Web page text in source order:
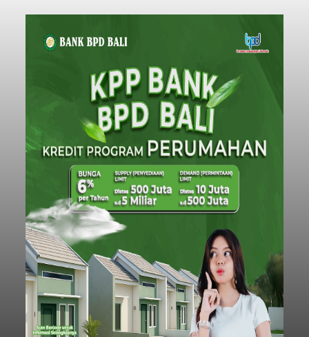
Diduga Ilegal, Satpol PP
Hentikan Aktivitas
Pengerukan Lahan di
balitribune.co.id I Singaraja -Pemerintah
Kabupaten Buleleng menghentikan aktivitas
pengerukan lahan di Banjar Dinas Bingin Banjah,
Desa Temukus, Kecamatan Banjar, setelah
ditemukan indikasi kegiatan pengambilan
material yang tidak sesuai dengan peruntukan
kawasan.
Buleleng
Submitted bycontributoronThu, 08/06/2026 - 20:29
Baca Selengkapnya